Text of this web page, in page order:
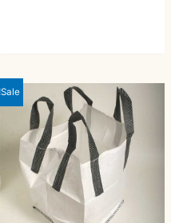
Sale!